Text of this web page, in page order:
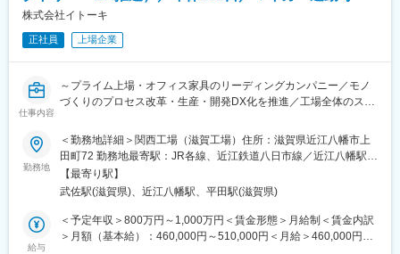
工程改善による生産性向上、原価低減および品質向上の推進
◇設備投資・設備更新
需要変動への対応および老朽設備更新に伴う設備導入・改造の計
画・推進
■組織構成：
本組織はマネージャー1名40代、とメンバー4,5名（30代メイン）
若手から上流工程にも携われ、ステップアップが可能な環境で
す。
■働き方：
残業20ｈ程
転勤当面なし
株式会社イトーキ
正社員 上場企業
仕事内容
～プライム上場・オフィス家具のリーディングカンパニー／モノ
づくりのプロセス改革・生産・開発DX化を推進／工場全体のスマ
者に／年間休日131日・夜勤なし～
■業務概要：
モノづくりのプロセス改革として、生産・開発DX化構想を考えて
おり、ＤＸ部門との連携を図り、要件定義からシステム開発、新
規機材の導入、運用以降、初期流動の管理をマネージャー候補と
してお任せ致します。
勤務地
＜勤務地詳細＞関西工場（滋賀工場）住所：滋賀県近江八幡市上
田町72 勤務地最寄駅：JR各線、近江鉄道八日市線／近江八幡駅受
動喫煙対策：屋内全面禁煙
【最寄り駅】
武佐駅(滋賀県)、近江八幡駅、平田駅(滋賀県)
給与
＜予定年収＞800万円～1,000万円＜賃金形態＞月給制＜賃金内訳
＞月額（基本給）：460,000円～510,000円＜月給＞460,000円～